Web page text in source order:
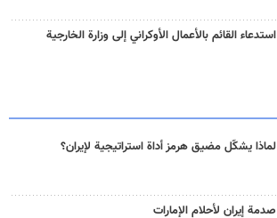
استدعاء القائم بالأعمال الأوكراني إلى وزارة الخارجية
لماذا يشكّل مضيق هرمز أداة استراتيجية لإيران؟
صدمة إيران لأحلام الإمارات